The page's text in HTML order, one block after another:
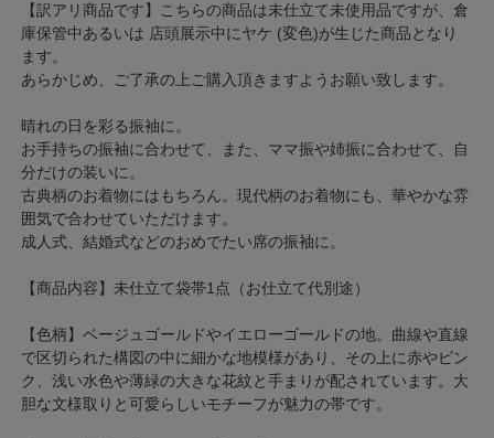
【訳アリ商品です】こちらの商品は未仕立て未使用品ですが、倉
庫保管中あるいは 店頭展示中にヤケ (変色)が生じた商品となり
ます。
あらかじめ、ご了承の上ご購入頂きますようお願い致します。
晴れの日を彩る振袖に。
お手持ちの振袖に合わせて、また、ママ振や姉振に合わせて、自
分だけの装いに。
古典柄のお着物にはもちろん。現代柄のお着物にも、華やかな雰
囲気で合わせていただけます。
成人式、結婚式などのおめでたい席の振袖に。
【商品内容】未仕立て袋帯1点（お仕立て代別途）
【色柄】ベージュゴールドやイエローゴールドの地。曲線や直線
で区切られた構図の中に細かな地模様があり、その上に赤やピン
ク、浅い水色や薄緑の大きな花紋と手まりが配されています。大
胆な文様取りと可愛らしいモチーフが魅力の帯です。